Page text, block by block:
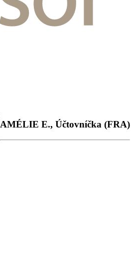
AMÉLIE E., Účtovníčka (FRA)